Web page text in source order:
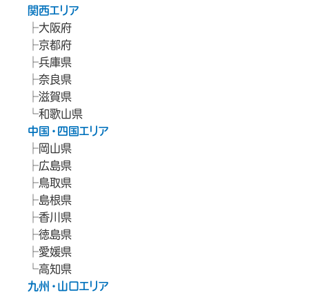
関西エリア
大阪府
京都府
兵庫県
奈良県
滋賀県
和歌山県
中国・四国エリア
岡山県
広島県
鳥取県
島根県
香川県
徳島県
愛媛県
高知県
九州・山口エリア